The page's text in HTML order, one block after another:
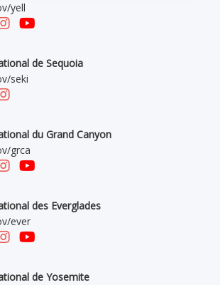
yell
de Sequoia
seki
du Grand Canyon
grca
des Everglades
ever
de Yosemite